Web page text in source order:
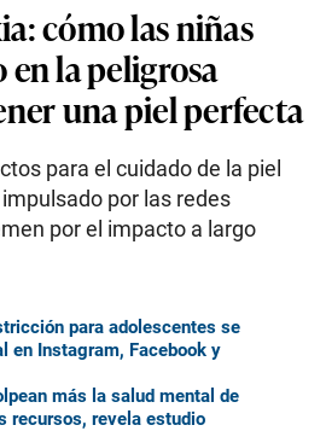
cómo las niñas
en la peligrosa
una piel perfecta
para el cuidado de la piel
por las redes
por el impacto a largo
para adolescentes se
en Instagram, Facebook y
más la salud mental de
recursos, revela estudio